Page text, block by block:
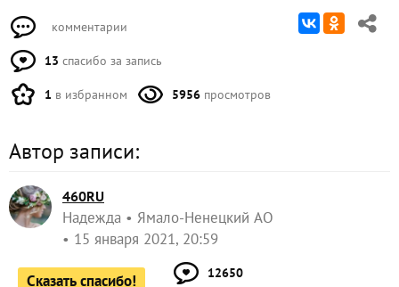
комментарии
13 спасибо за запись
1 в избранном 5956 просмотров
Автор записи:
460RU
Надежда
Ямало-Ненецкий АО
15 января 2021, 20:59
Сказать спасибо! 12650